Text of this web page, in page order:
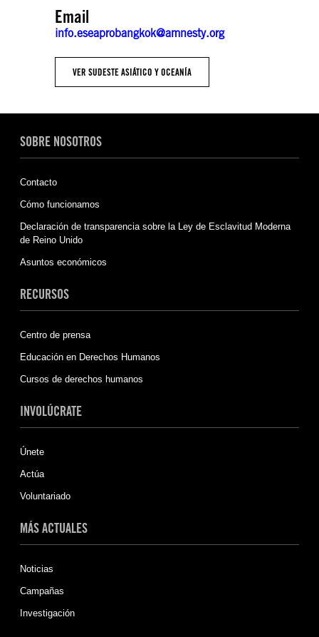
Email
info.eseaprobangkok@amnesty.org
VER SUDESTE ASIÁTICO Y OCEANÍA
SOBRE NOSOTROS
Contacto
Cómo funcionamos
Declaración de transparencia sobre la Ley de Esclavitud Moderna
de Reino Unido
Asuntos económicos
RECURSOS
Centro de prensa
Educación en Derechos Humanos
Cursos de derechos humanos
INVOLÚCRATE
Únete
Actúa
Voluntariado
MÁS ACTUALES
Noticias
Campañas
Investigación